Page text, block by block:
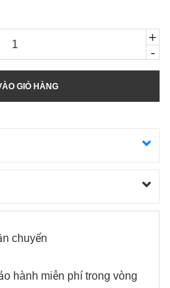
-
+
GIỎ HÀNG
chuyển
hành miễn phí trong vòng